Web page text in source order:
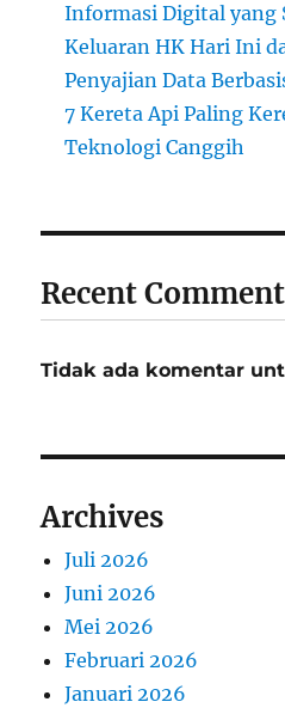
Informasi Digital yang
Keluaran HK Hari Ini
Penyajian Data
7 Kereta Api Paling
Teknologi Canggih
Recent
Tidak ada komentar
Archives
Juli 2026
Juni 2026
Mei 2026
Februari 2026
Januari 2026